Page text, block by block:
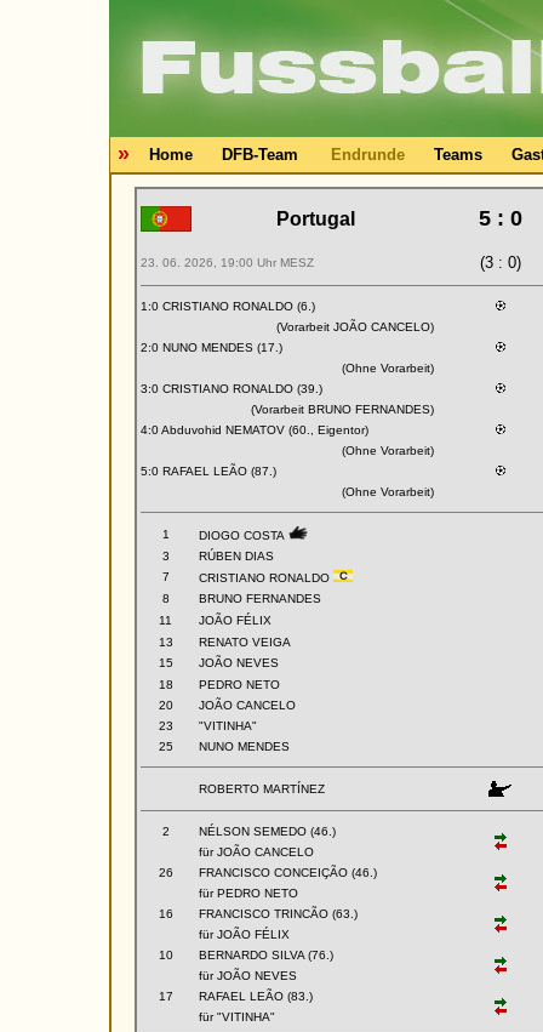
» Home DFB-Team Endrunde Teams
Portugal 5 : 0
23. 06. 2026, 19:00 Uhr MESZ (3 : 0)
1:0 CRISTIANO RONALDO (6.)
(Vorarbeit JOÃO CANCELO)
2:0 NUNO MENDES (17.)
(Ohne Vorarbeit)
3:0 CRISTIANO RONALDO (39.)
(Vorarbeit BRUNO FERNANDES)
4:0 Abduvohid NEMATOV (60., Eigentor)
(Ohne Vorarbeit)
5:0 RAFAEL LEÃO (87.)
(Ohne Vorarbeit)
1
DIOGO COSTA
3
RÚBEN DIAS
7
CRISTIANO RONALDO
8
BRUNO FERNANDES
11
JOÃO FÉLIX
13
RENATO VEIGA
15
JOÃO NEVES
18
PEDRO NETO
20
JOÃO CANCELO
23
"VITINHA"
25
NUNO MENDES
ROBERTO MARTÍNEZ
2
NÉLSON SEMEDO (46.)
für JOÃO CANCELO
26
FRANCISCO CONCEIÇÃO (46.)
für PEDRO NETO
16
FRANCISCO TRINCÃO (63.)
für JOÃO FÉLIX
10
BERNARDO SILVA (76.)
für JOÃO NEVES
17
RAFAEL LEÃO (83.)
für "VITINHA"